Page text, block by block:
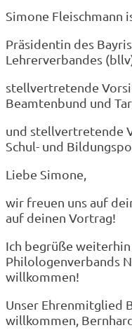
Simone Fleischmann
Präsidentin des
Lehrerverbandes
stellvertretende
Beamtenbund und
und stellvertretende
Schul- und
Liebe Simone,
wir freuen uns auf
auf deinen Vortrag!
Ich begrüße
Philologenverbands
willkommen!
Unser Ehrenmitglied
willkommen,